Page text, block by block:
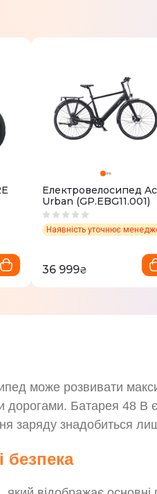
Електровелосипед
Urban (GP.EBG11.001)
Наявність уточнює
36 999₴
може розвивати
дорогами. Батарея 48 В
заряду знадобиться
безпека